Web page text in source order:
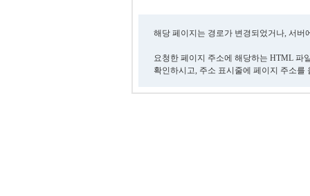
해당 페이지는 경로가 변경되었거나, 서
요청한 페이지 주소에 해당하는 HTML 파
확인하시고, 주소 표시줄에 페이지 주소